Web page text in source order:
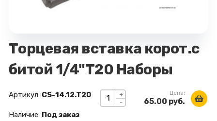
Торцевая вставка корот.с
битой 1/4"T20 Наборы
+
-
Цена:
65.00 руб.
Артикул: CS-14.12.T20
Наличие: Под заказ